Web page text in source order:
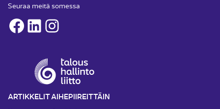
Seuraa meitä somessa
Facebook
LinkedInInstagram
ARTIKKELIT AIHEPIIREITTÄIN